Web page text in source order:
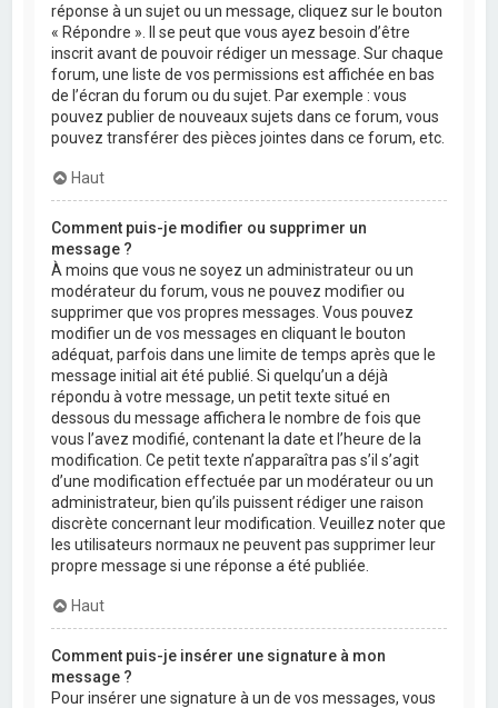
réponse à un sujet ou un message, cliquez sur le bouton
« Répondre ». Il se peut que vous ayez besoin d’être
inscrit avant de pouvoir rédiger un message. Sur chaque
forum, une liste de vos permissions est affichée en bas
de l’écran du forum ou du sujet. Par exemple : vous
pouvez publier de nouveaux sujets dans ce forum, vous
pouvez transférer des pièces jointes dans ce forum, etc.
Haut
Comment puis-je modifier ou supprimer un
message ?
À moins que vous ne soyez un administrateur ou un
modérateur du forum, vous ne pouvez modifier ou
supprimer que vos propres messages. Vous pouvez
modifier un de vos messages en cliquant le bouton
adéquat, parfois dans une limite de temps après que le
message initial ait été publié. Si quelqu’un a déjà
répondu à votre message, un petit texte situé en
dessous du message affichera le nombre de fois que
vous l’avez modifié, contenant la date et l’heure de la
modification. Ce petit texte n’apparaîtra pas s’il s’agit
d’une modification effectuée par un modérateur ou un
administrateur, bien qu’ils puissent rédiger une raison
discrète concernant leur modification. Veuillez noter que
les utilisateurs normaux ne peuvent pas supprimer leur
propre message si une réponse a été publiée.
Haut
Comment puis-je insérer une signature à mon
message ?
Pour insérer une signature à un de vos messages, vous